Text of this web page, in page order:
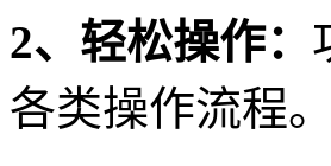
2、轻松操作：
各类操作流程。